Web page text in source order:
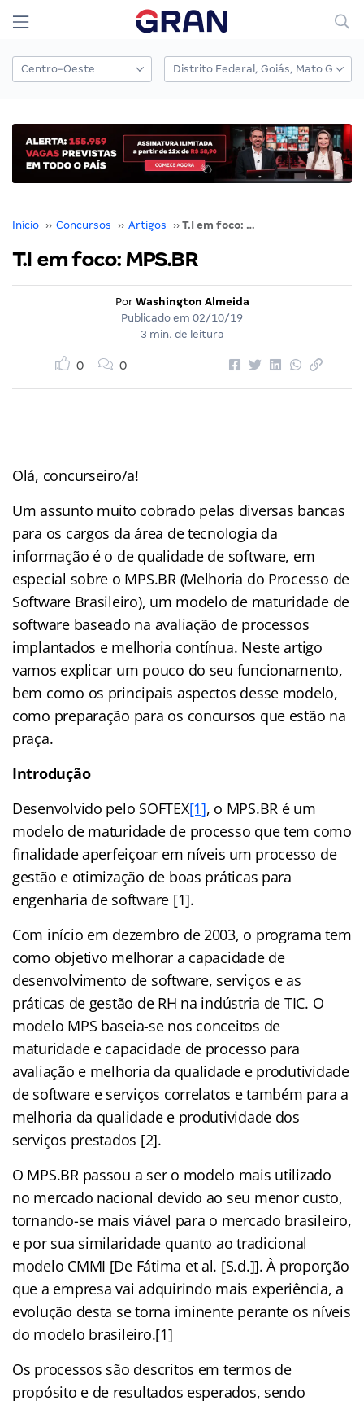
Início ›› Concursos ›› Artigos ›› T.I em foco: MPS.BR
T.I em foco: MPS.BR
Por Washington Almeida
Publicado em 02/10/19
3 min. de leitura
0 0
Olá, concurseiro/a!
Um assunto muito cobrado pelas diversas bancas
para os cargos da área de tecnologia da
informação é o de qualidade de software, em
especial sobre o MPS.BR (Melhoria do Processo de
Software Brasileiro), um modelo de maturidade de
software baseado na avaliação de processos
implantados e melhoria contínua. Neste artigo
vamos explicar um pouco do seu funcionamento,
bem como os principais aspectos desse modelo,
como preparação para os concursos que estão na
praça.
Introdução
Desenvolvido pelo SOFTEX[1], o MPS.BR é um
modelo de maturidade de processo que tem como
finalidade aperfeiçoar em níveis um processo de
gestão e otimização de boas práticas para
engenharia de software [1].
Com início em dezembro de 2003, o programa tem
como objetivo melhorar a capacidade de
desenvolvimento de software, serviços e as
práticas de gestão de RH na indústria de TIC. O
modelo MPS baseia-se nos conceitos de
maturidade e capacidade de processo para
avaliação e melhoria da qualidade e produtividade
de software e serviços correlatos e também para a
melhoria da qualidade e produtividade dos
serviços prestados [2].
O MPS.BR passou a ser o modelo mais utilizado
no mercado nacional devido ao seu menor custo,
tornando-se mais viável para o mercado brasileiro,
e por sua similaridade quanto ao tradicional
modelo CMMI [De Fátima et al. [S.d.]]. À proporção
que a empresa vai adquirindo mais experiência, a
evolução desta se torna iminente perante os níveis
do modelo brasileiro.[1]
Os processos são descritos em termos de
propósito e de resultados esperados, sendo